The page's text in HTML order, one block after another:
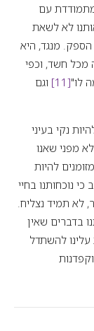
עם
לא לשאת
הספק. מנגד, היא
מכל חשד, וכפי
לו"[11]
וגם
נקי בעיני
מפני שאנו
להיות
נוכחותנו בחיי
לא תמיד נצליח.
בדברים שאין
להשתדל